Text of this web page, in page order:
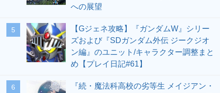
への展望
5
【Gジェネ攻略】『ガンダムW』シリー
ズおよび『SDガンダム外伝 ジークジオ
ン編』のユニット/キャラクター調整まと
め【プレイ日記#61】
6
『続・魔法科高校の劣等生 メイジアン・